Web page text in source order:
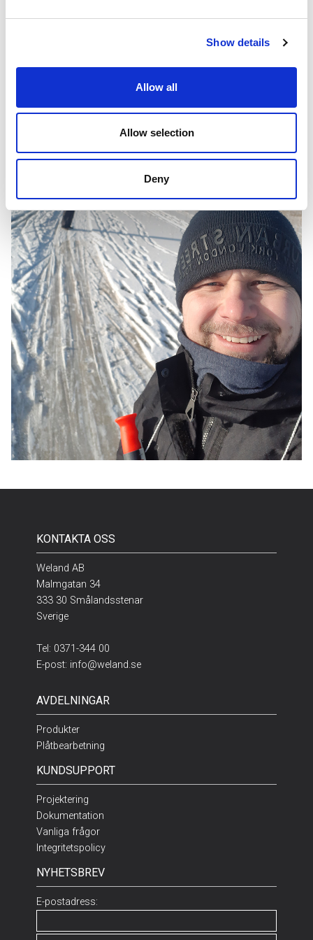
Show details
Allow all
Allow selection
Deny
KONTAKTA OSS
Weland AB
Malmgatan 34
333 30 Smålandsstenar
Sverige
Tel: 0371-344 00
E-post: info@weland.se
AVDELNINGAR
Produkter
Plåtbearbetning
KUNDSUPPORT
Projektering
Dokumentation
Vanliga frågor
Integritetspolicy
NYHETSBREV
E-postadress: